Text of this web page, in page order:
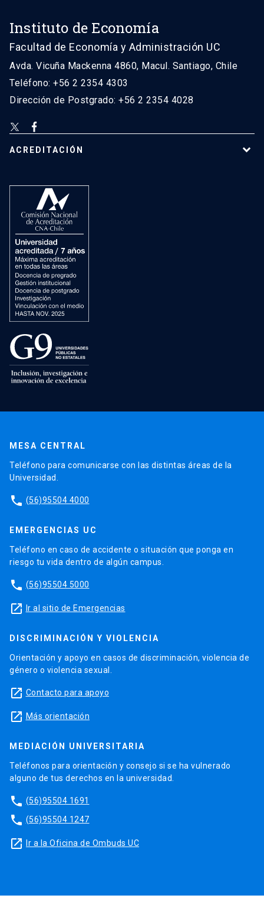
Instituto de Economía
Facultad de Economía y Administración UC
Avda. Vicuña Mackenna 4860, Macul. Santiago, Chile
Teléfono: +56 2 2354 4303
Dirección de Postgrado: +56 2 2354 4028
ACREDITACIÓN
MESA CENTRAL
Teléfono para comunicarse con las distintas áreas de la
Universidad.
phone (56)95504 4000
EMERGENCIAS UC
Teléfono en caso de accidente o situación que ponga en
riesgo tu vida dentro de algún campus.
phone (56)95504 5000
launch Ir al sitio de Emergencias
DISCRIMINACIÓN Y VIOLENCIA
Orientación y apoyo en casos de discriminación, violencia de
género o violencia sexual.
launch Contacto para apoyo
launch Más orientación
MEDIACIÓN UNIVERSITARIA
Teléfonos para orientación y consejo si se ha vulnerado
alguno de tus derechos en la universidad.
phone (56)95504 1691
phone (56)95504 1247
launch Ir a la Oficina de Ombuds UC